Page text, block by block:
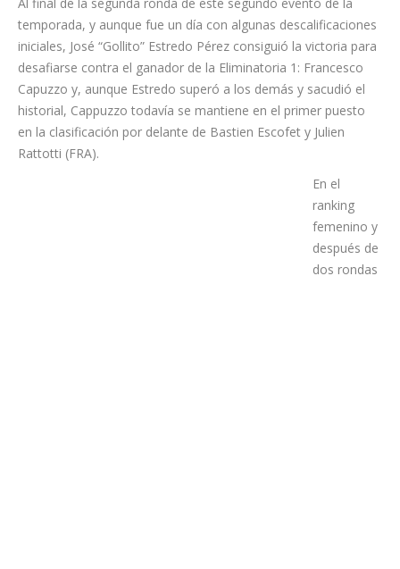
reunión previa con sus maillots de color rosa y naranja.
Al final de la segunda ronda de este segundo evento de la
temporada, y aunque fue un día con algunas descalificaciones
iniciales, José “Gollito” Estredo Pérez consiguió la victoria para
desafiarse contra el ganador de la Eliminatoria 1: Francesco
Capuzzo y, aunque Estredo superó a los demás y sacudió el
historial, Cappuzzo todavía se mantiene en el primer puesto
en la clasificación por delante de Bastien Escofet y Julien
En el
ranking
femenino y